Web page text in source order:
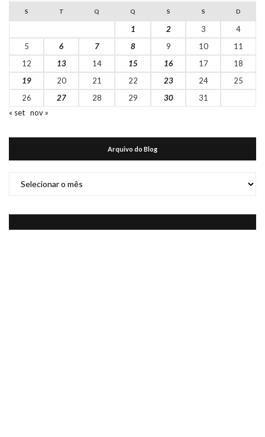
S T Q Q S S D
1 2 3
4
5
6 7 8 9 10
11
12
13 14 15 16 17
18
19
20 21 22 23 24
25
26
27 28 29 30
31
« set nov »
Arquivo do Blog